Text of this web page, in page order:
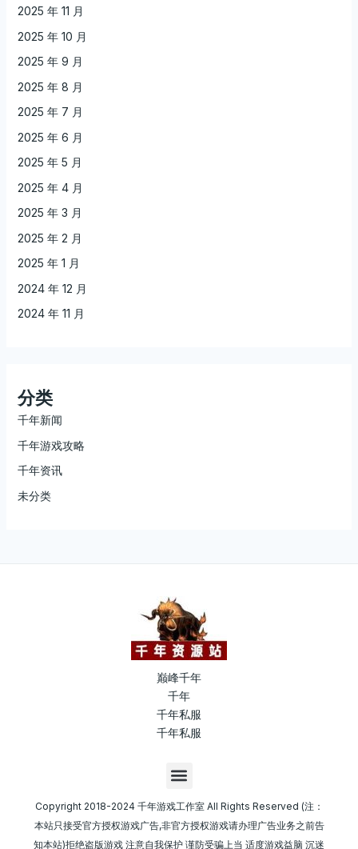
2025 年 11 月
2025 年 10 月
2025 年 9 月
2025 年 8 月
2025 年 7 月
2025 年 6 月
2025 年 5 月
2025 年 4 月
2025 年 3 月
2025 年 2 月
2025 年 1 月
2024 年 12 月
2024 年 11 月
分类
千年新闻
千年游戏攻略
千年资讯
未分类
巅峰千年
千年
千年私服
千年私服
M
e
n
u
Copyright 2018-2024 千年游戏工作室 All Rights Reserved (注：
本站只接受官方授权游戏广告,非官方授权游戏请办理广告业务之前告
知本站)拒绝盗版游戏 注意自我保护 谨防受骗上当 适度游戏益脑 沉迷